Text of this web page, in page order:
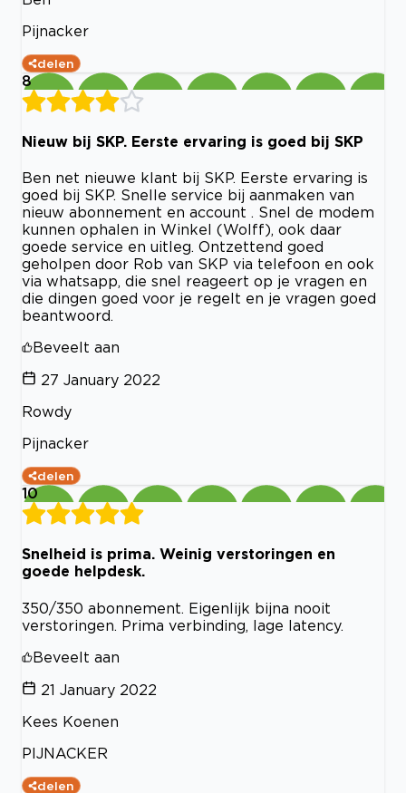
Pijnacker
delen
8
Nieuw bij SKP. Eerste ervaring is goed bij SKP
Ben net nieuwe klant bij SKP. Eerste ervaring is
goed bij SKP. Snelle service bij aanmaken van
nieuw abonnement en account . Snel de modem
kunnen ophalen in Winkel (Wolff), ook daar
goede service en uitleg. Ontzettend goed
geholpen door Rob van SKP via telefoon en ook
via whatsapp, die snel reageert op je vragen en
die dingen goed voor je regelt en je vragen goed
beantwoord.
Beveelt aan
27 January 2022
Rowdy
Pijnacker
delen
10
Snelheid is prima. Weinig verstoringen en
goede helpdesk.
350/350 abonnement. Eigenlijk bijna nooit
verstoringen. Prima verbinding, lage latency.
Beveelt aan
21 January 2022
Kees Koenen
PIJNACKER
delen